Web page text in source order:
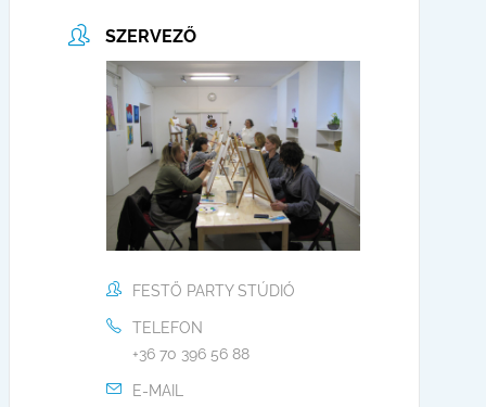
SZERVEZŐ
FESTŐ PARTY STÚDIÓ
TELEFON
+36 70 396 56 88
E-MAIL